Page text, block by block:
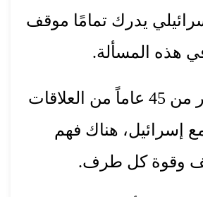
يدرك تمامًا موقف
هذه المسألة.
وتابع: بعد أكثر من 45 عاماً من العلاقات
مع إسرائيل، هناك فهم
وقوة كل طرف.